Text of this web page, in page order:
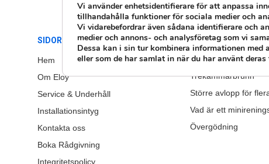
SIDOR
Hem
Om Eloy
Service & Underhåll
Installationsintyg
Kontakta oss
Boka Rådgivning
Integritetspolicy
GUIDER
Att tänka på inför val
Trekammarbrunn
Större avlopp för
Vad är ett
Övergödning
Vi använder enhetsidentifierare för att anpassa
tillhandahålla funktioner för sociala medier och
Vi vidarebefordrar även sådana identifierare och
medier och annons- och analysföretag som vi
Dessa kan i sin tur kombinera informationen
eller som de har samlat in när du har använt deras